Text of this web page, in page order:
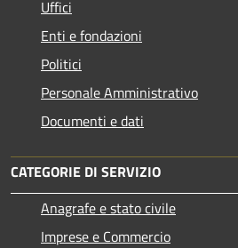
Uffici
Enti e fondazioni
Politici
Personale Amministrativo
Documenti e dati
CATEGORIE DI SERVIZIO
Anagrafe e stato civile
Imprese e Commercio